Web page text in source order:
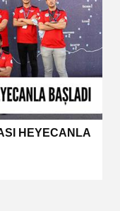
HEYECANLA